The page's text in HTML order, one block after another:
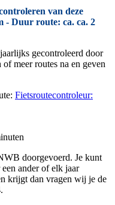
van deze
- Duur route: ca. ca. 2
gecontroleerd door
meer routes na en geven
Fietsroutecontroleur:
doorgevoerd. Je kunt
ander of elk jaar
krijgt dan vragen wij je de
.